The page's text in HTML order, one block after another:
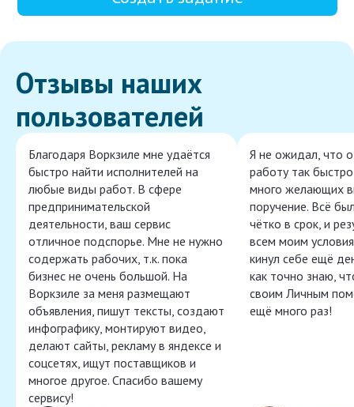
Отзывы наших
пользователей
Благодаря Воркзиле мне удаётся
быстро найти исполнителей на
любые виды работ. В сфере
предпринимательской
деятельности, ваш сервис
отличное подспорье. Мне не нужно
содержать рабочих, т.к. пока
бизнес не очень большой. На
Воркзиле за меня размещают
объявления, пишут тексты, создают
инфографику, монтируют видео,
делают сайты, рекламу в яндексе и
соцсетях, ищут поставщиков и
многое другое. Спасибо вашему
сервису!
Я не ожидал, что
работу так
много желающих
поручение. Всё
чётко в срок, и
всем моим
кинул себе ещё
как точно знаю,
своим Личным
ещё много раз!